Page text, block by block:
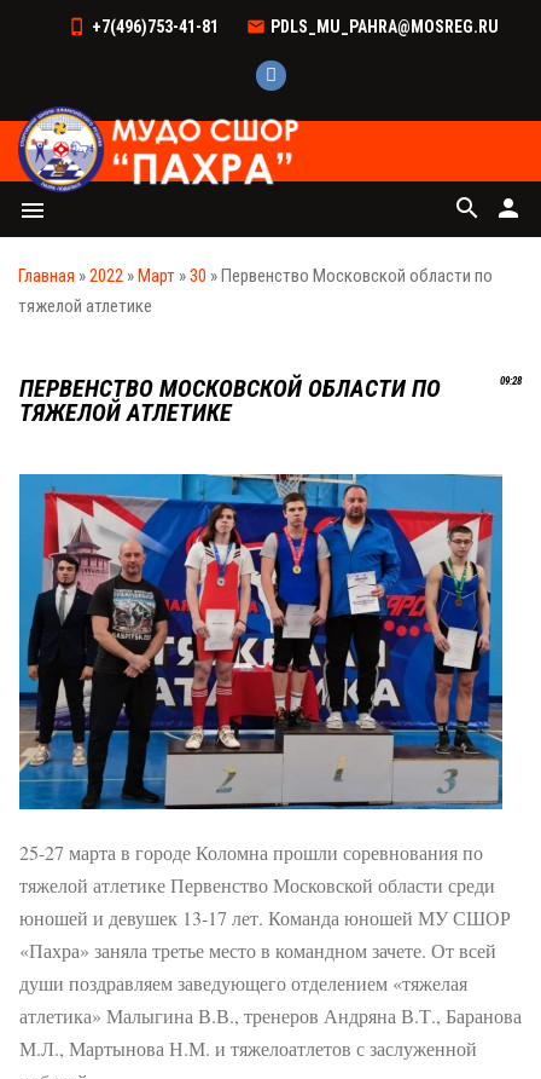
+7(496)753-41-81 PDLS_MU_PAHRA@MOSREG.RU
menu person
search
Главная »2022 »Март »30 » Первенство Московской области по
тяжелой атлетике
09:28
ПЕРВЕНСТВО МОСКОВСКОЙ ОБЛАСТИ ПО
ТЯЖЕЛОЙ АТЛЕТИКЕ
25-27 марта в городе Коломна прошли соревнования по
тяжелой атлетике Первенство Московской области среди
юношей и девушек 13-17 лет. Команда юношей МУ СШОР
«Пахра» заняла третье место в командном зачете. От всей
души поздравляем заведующего отделением «тяжелая
атлетика» Малыгина В.В., тренеров Андряна В.Т., Баранова
М.Л., Мартынова Н.М. и тяжелоатлетов с заслуженной